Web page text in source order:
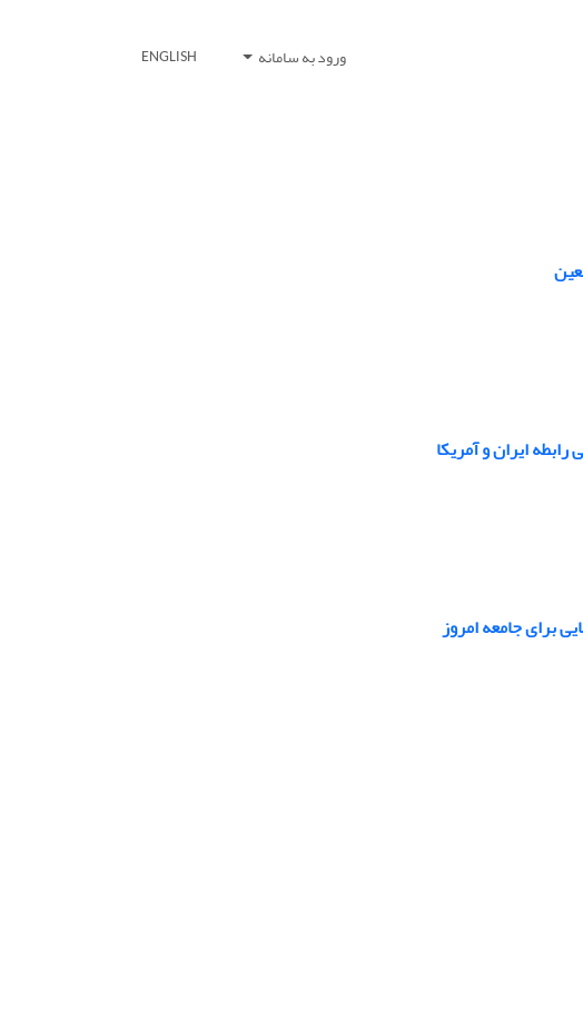
ورود به سامانه ENGLISH
ایران و آمریکا
برای جامعه امروز